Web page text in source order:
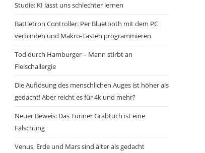
Studie: KI lässt uns schlechter lernen
Battletron Controller: Per Bluetooth mit dem PC
verbinden und Makro-Tasten programmieren
Tod durch Hamburger – Mann stirbt an
Fleischallergie
Die Auflösung des menschlichen Auges ist höher als
gedacht! Aber reicht es für 4k und mehr?
Neuer Beweis: Das Turiner Grabtuch ist eine
Fälschung
Venus, Erde und Mars sind älter als gedacht